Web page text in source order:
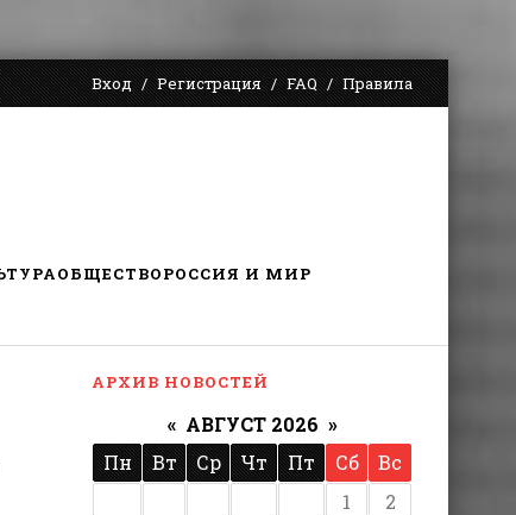
Вход Регистрация FAQ Правила
ОБЩЕСТВОРОССИЯ И МИР
АРХИВ НОВОСТЕЙ
« АВГУСТ 2026 »
Пн
Вт Ср Чт Пт Сб
Вс
1
2